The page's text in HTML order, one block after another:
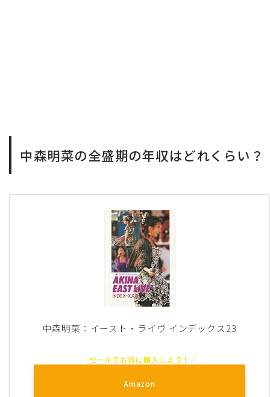
中森明菜の全盛期の年収はどれくらい？
中森明菜：イースト・ライヴ インデックス23
Amazon